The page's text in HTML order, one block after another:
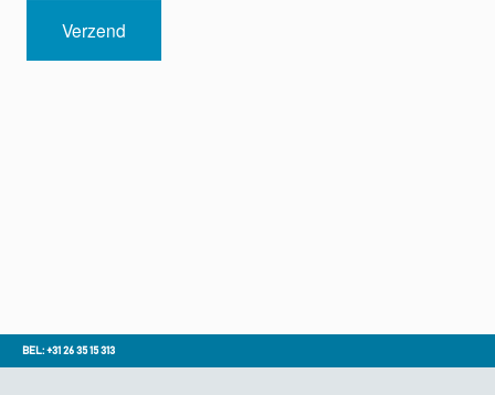
BEL: +31 26 35 15 313